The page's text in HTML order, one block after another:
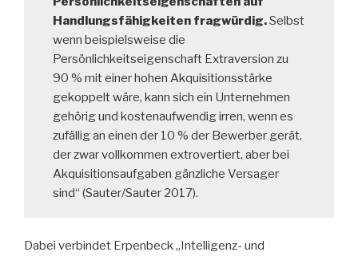
Handlungsfähigkeiten fragwürdig.Selbst
wenn beispielsweise die
Persönlichkeitseigenschaft Extraversion zu
90 % mit einer hohen Akquisitionsstärke
gekoppelt wäre, kann sich ein Unternehmen
gehörig und kostenaufwendig irren, wenn es
zufällig an einen der 10 % der Bewerber gerät,
der zwar vollkommen extrovertiert, aber bei
Akquisitionsaufgaben gänzliche Versager
sind“ (Sauter/Sauter 2017).
Dabei verbindet Erpenbeck „Intelligenz- und